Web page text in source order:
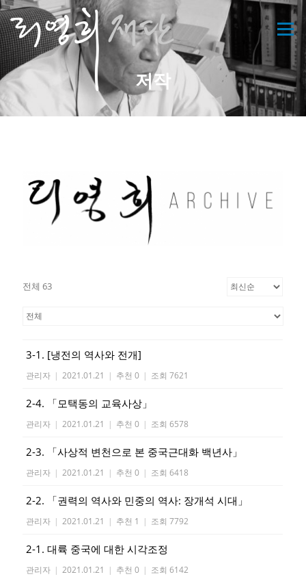
콘
텐
츠
로
바
로
가
기
메뉴
저작
전체 63
3-1. [냉전의 역사와 전개]
관리자 | 2021.01.21 | 추천 0 | 조회 7621
2-4. 「모택동의 교육사상」
관리자 | 2021.01.21 | 추천 0 | 조회 6578
2-3. 「사상적 변천으로 본 중국근대화 백년사」
관리자 | 2021.01.21 | 추천 0 | 조회 6418
2-2. 「권력의 역사와 민중의 역사: 장개석 시대」
관리자 | 2021.01.21 | 추천 1 | 조회 7792
2-1. 대륙 중국에 대한 시각조정
관리자 | 2021.01.21 | 추천 0 | 조회 6142